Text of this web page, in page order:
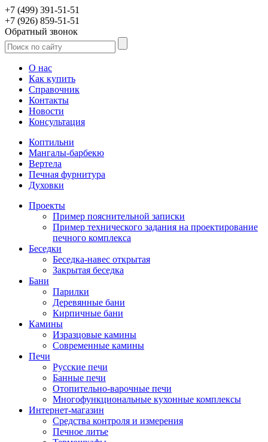
+7 (499) 391-51-51
+7 (926) 859-51-51
Обратный звонок
О нас
Как купить
Справочник
Контакты
Новости
Консультация
Коптильни
Мангалы-барбекю
Вертела
Печная фурнитура
Духовки
Проекты
Пример пояснительной записки
Пример технического задания на проектирование
печного комплекса
Беседки
Беседка-навес открытая
Закрытая беседка
Бани
Парилки
Деревянные бани
Кирпичные бани
Камины
Изразцовые камины
Современные камины
Печи
Русские печи
Банные печи
Отопительно-варочные печи
Многофункциональные кухонные комплексы
Интернет-магазин
Средства контроля и измерения
Печное литье